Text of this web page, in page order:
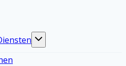
Toggle